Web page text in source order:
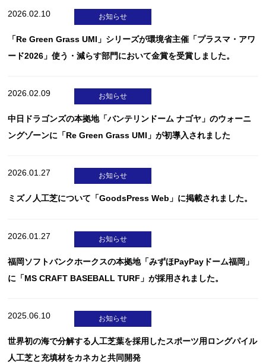
2026.02.10 お知らせ
「Re Green Grass UMI」シリーズが環境省主催「プラスマ・アワ
ード2026」使う・減らす部門において金賞を受賞しました。
2026.02.09 お知らせ
中日ドラゴンズの本拠地「バンテリンドーム ナゴヤ」のウォーニ
ングゾーンに「Re Green Grass UMI」が初導入されました
2026.01.27 お知らせ
ミズノ人工芝について「GoodsPress Web」に掲載されました。
2026.01.27 お知らせ
福岡ソフトバンクホークスの本拠地「みずほPayPayドーム福岡」
に「MS CRAFT BASEBALL TURF」が採用されました。
2025.06.10 お知らせ
世界初の海で分解する人工芝葉を採用したスポーツ用ロングパイル
人工芝と充填材をカネカと共同開発